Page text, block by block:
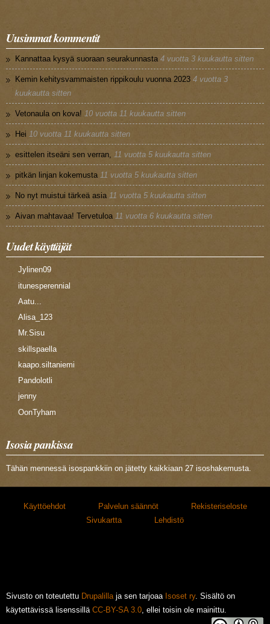
Uusimmat kommentit
Kannattaa kysyä suoraan seurakunnasta 4 vuotta 3 kuukautta sitten
Kemin kehitysvammaisten rippikoulu vuonna 2023 4 vuotta 3
kuukautta sitten
Vetonaula on kova! 10 vuotta 11 kuukautta sitten
Hei 10 vuotta 11 kuukautta sitten
esittelen itseäni sen verran, 11 vuotta 5 kuukautta sitten
pitkän linjan kokemusta 11 vuotta 5 kuukautta sitten
No nyt muistui tärkeä asia 11 vuotta 5 kuukautta sitten
Aivan mahtavaa! Tervetuloa 11 vuotta 6 kuukautta sitten
Uudet käyttäjät
Jylinen09
itunesperennial
Aatu...
Alisa_123
Mr.Sisu
skillspaella
kaapo.siltaniemi
Pandolotli
jenny
OonTyham
Isosia pankissa
Tähän mennessä isospankkiin on jätetty kaikkiaan 27 isoshakemusta.
Käyttöehdot Palvelun säännöt
Rekisteriseloste
Sivukartta
Lehdistö
Sivusto on toteutettu Drupalillaja sen tarjoaa Isoset ry. Sisältö on
käytettävissä lisenssillä CC-BY-SA 3.0, ellei toisin ole mainittu.